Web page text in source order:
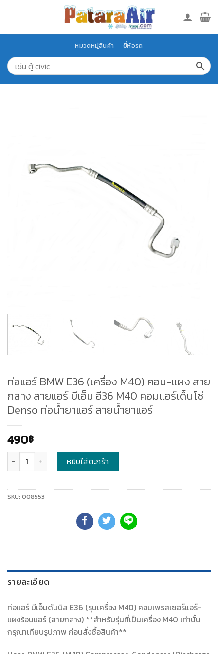
หมวดหมู่สินค้า ยี่ห้อรถ
ท่อแอร์ BMW E36 (เครื่อง M40) คอม-แผง สาย
กลาง สายแอร์ บีเอ็ม อี36 M40 คอมแอร์เด็นโซ่
Denso ท่อน้ำยาแอร์ สายน้ำยาแอร์
490฿
หยิบใส่ตะกร้า
SKU: 008553
รายละเอียด
ท่อแอร์ บีเอ็มดับบิล E36 (รุ่นเครื่อง M40) คอมเพรสเซอร์แอร์-
แผงร้อนแอร์ (สายกลาง) **สำหรับรุ่นที่เป็นเครื่อง M40 เท่านั้น
กรุณาเทียบรูปภาพ ก่อนสั่งซื้อสินค้า**